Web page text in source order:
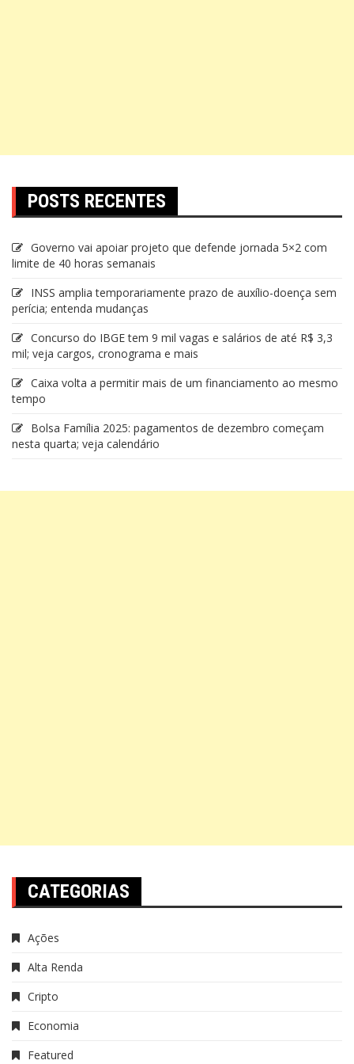
POSTS RECENTES
Governo vai apoiar projeto que defende jornada 5×2 com
limite de 40 horas semanais
INSS amplia temporariamente prazo de auxílio-doença sem
perícia; entenda mudanças
Concurso do IBGE tem 9 mil vagas e salários de até R$ 3,3
mil; veja cargos, cronograma e mais
Caixa volta a permitir mais de um financiamento ao mesmo
tempo
Bolsa Família 2025: pagamentos de dezembro começam
nesta quarta; veja calendário
CATEGORIAS
Ações
Alta Renda
Cripto
Economia
Featured